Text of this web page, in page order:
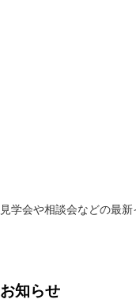
見学会や相談会などの最
お知らせ